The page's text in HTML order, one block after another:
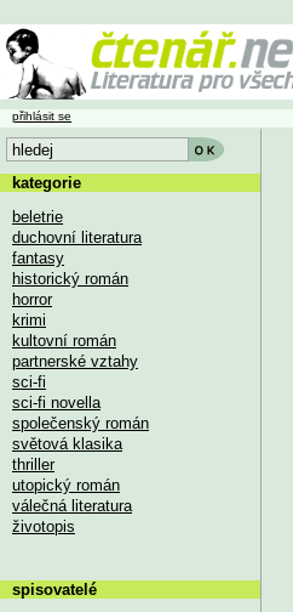
přihlásit se
kategorie
beletrie
duchovní literatura
fantasy
historický román
horror
krimi
kultovní román
partnerské vztahy
sci-fi
sci-fi novella
společenský román
světová klasika
thriller
utopický román
válečná literatura
životopis
spisovatelé